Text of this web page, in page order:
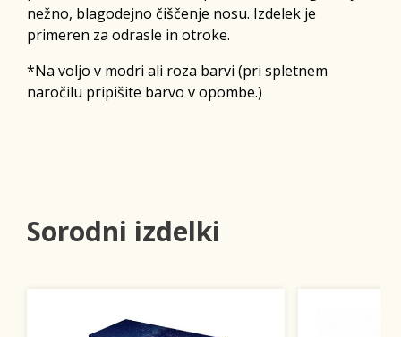
nežno, blagodejno čiščenje nosu. Izdelek je
primeren za odrasle in otroke.
*Na voljo v modri ali roza barvi (pri spletnem
naročilu pripišite barvo v opombe.)
Sorodni izdelki